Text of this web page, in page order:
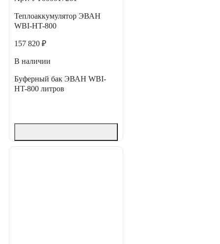
Теплоаккумулятор ЭВАН
WBI-HT-800
157 820 ₽
В наличии
Буферный бак ЭВАН WBI-
HT-800 литров